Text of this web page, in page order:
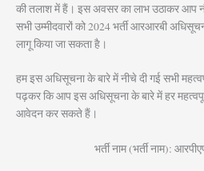
की तलाश में हैं। इस अवसर का लाभ उठाकर आप
सभी उम्मीदवारों को 2024 भर्ती आरआरबी
लागू किया जा सकता है।
हम इस अधिसूचना के बारे में नीचे दी गई सभी
पढ़कर कि आप इस अधिसूचना के बारे में हर
आवेदन कर सकते हैं।
भर्ती नाम (भर्ती नाम):